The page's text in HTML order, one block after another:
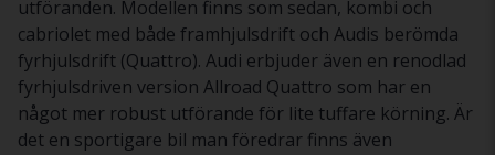
utföranden. Modellen finns som sedan, kombi och
cabriolet med både framhjulsdrift och Audis berömda
fyrhjulsdrift (Quattro). Audi erbjuder även en renodlad
fyrhjulsdriven version Allroad Quattro som har en
något mer robust utförande för lite tuffare körning. Är
det en sportigare bil man föredrar finns även